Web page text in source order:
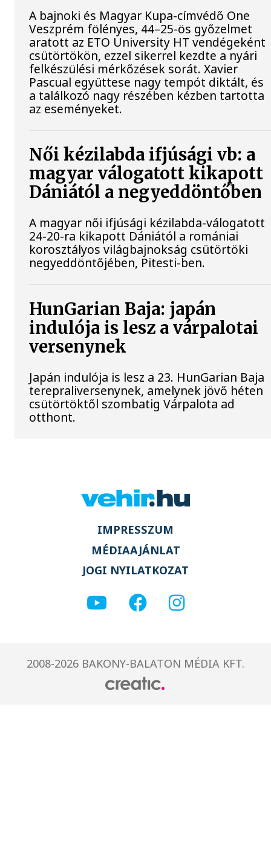
A bajnoki és Magyar Kupa-címvédő One
Veszprém fölényes, 44–25-ös győzelmet
aratott az ETO University HT vendégeként
csütörtökön, ezzel sikerrel kezdte a nyári
felkészülési mérkőzések sorát. Xavier
Pascual együttese nagy tempót diktált, és
a találkozó nagy részében kézben tartotta
az eseményeket.
Női kézilabda ifjúsági vb: a
magyar válogatott kikapott
Dániától a negyeddöntőben
A magyar női ifjúsági kézilabda-válogatott
24-20-ra kikapott Dániától a romániai
korosztályos világbajnokság csütörtöki
negyeddöntőjében, Pitesti-ben.
HunGarian Baja: japán
indulója is lesz a várpalotai
versenynek
Japán indulója is lesz a 23. HunGarian Baja
terepraliversenynek, amelynek jövő héten
csütörtöktől szombatig Várpalota ad
otthont.
IMPRESSZUM
MÉDIAAJÁNLAT
JOGI NYILATKOZAT
2008-2026 BAKONY-BALATON MÉDIA KFT.